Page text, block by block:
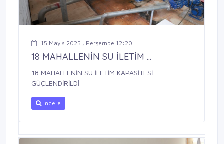
15 Mayıs 2025 , Perşembe 12:20
18 MAHALLENİN SU İLETİM ...
18 MAHALLENİN SU İLETİM KAPASİTESİ
GÜÇLENDİRİLDİ
İncele